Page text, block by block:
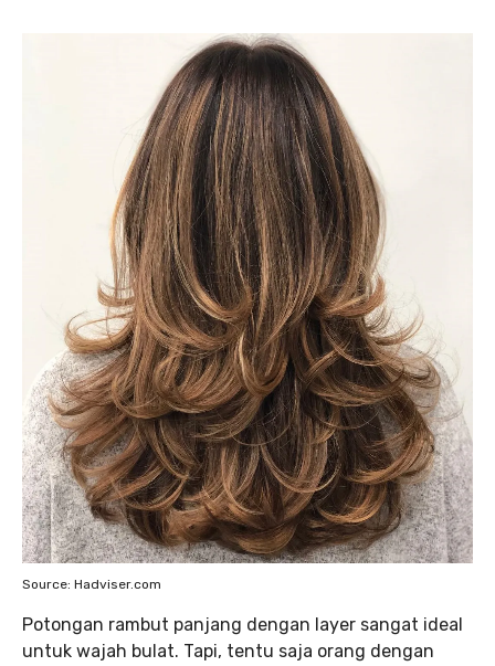
Source: Hadviser.com
Potongan rambut panjang dengan layer sangat ideal
untuk wajah bulat. Tapi, tentu saja orang dengan